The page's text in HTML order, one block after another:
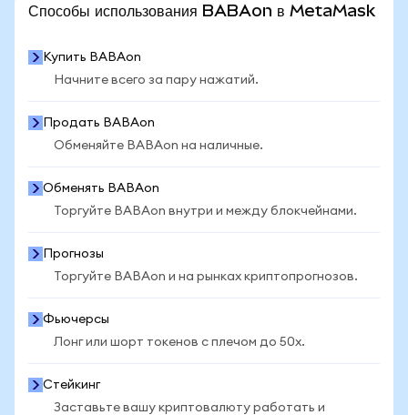
Способы использования BABAon в MetaMask
Купить BABAon
Начните всего за пару нажатий.
Продать BABAon
Обменяйте BABAon на наличные.
Обменять BABAon
Торгуйте BABAon внутри и между блокчейнами.
Прогнозы
Торгуйте BABAon и на рынках криптопрогнозов.
Фьючерсы
Лонг или шорт токенов с плечом до 50x.
Стейкинг
Заставьте вашу криптовалюту работать и